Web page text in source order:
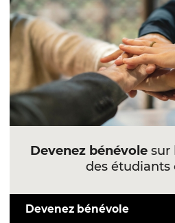
Devenez bénévolesur
des étudiants
Devenez bénévole